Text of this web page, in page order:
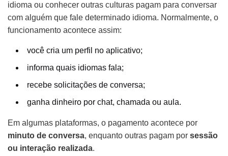
idioma ou conhecer outras culturas pagam para conversar
com alguém que fale determinado idioma. Normalmente, o
funcionamento acontece assim:
você cria um perfil no aplicativo;
informa quais idiomas fala;
recebe solicitações de conversa;
ganha dinheiro por chat, chamada ou aula.
Em algumas plataformas, o pagamento acontece por
minuto de conversa, enquanto outras pagam por sessão
ou interação realizada.